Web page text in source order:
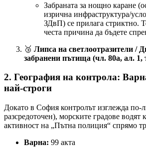
Забраната за нощно каране
изрична инфраструктура/
ЗДвП) се прилага стриктно.
честа причина да бъдете
🥉 Липса на светлоотразители /
забранени пътища (чл. 80а, ал. 1,
2. География на контрола:
най-строги
Докато в София контролът изглежда по-
разсредоточен), морските градове водят
активност на „Пътна полиция“ спрямо
Варна: 99 акта